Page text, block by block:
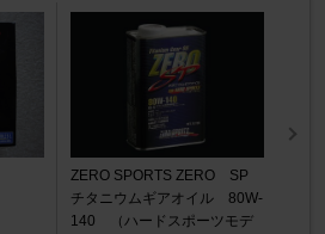
ZERO SPORTS ZERO SP
チタニウムギアオイル 80W-
140 （ハードスポーツモデ